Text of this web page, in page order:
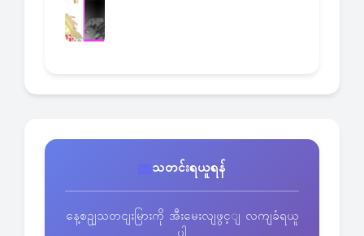
သတင်းရယူရန်
နေ့စဥျသတငျးမြားကို အီးမေးလျဖွင့ျ လကျခံရယူ